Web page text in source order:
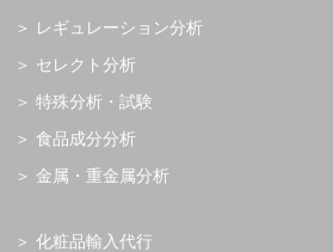
レギュレーション分析
セレクト分析
特殊分析・試験
食品成分分析
金属・重金属分析
化粧品輸入代行